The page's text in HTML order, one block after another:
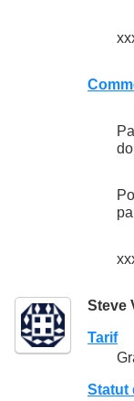
Steve
Tarif
Statut